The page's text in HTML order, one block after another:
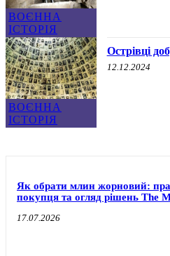
ВОЄННА
ІСТОРІЯ
ВОЄННА
ІСТОРІЯ
Острівці
12.12.2024
Як обрати млин жорновий:
покупця та огляд рішень The
17.07.2026